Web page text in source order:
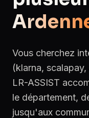
Vous cherchez
(klarna,
LR-ASSIST
le département,
jusqu'aux